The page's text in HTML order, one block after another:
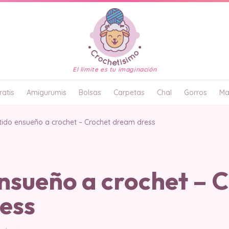
El límite es tu imaginación
Amigurumis Bolsas Carpetas Chal Gorros
ensueño a crochet – Crochet dream dress
a crochet –